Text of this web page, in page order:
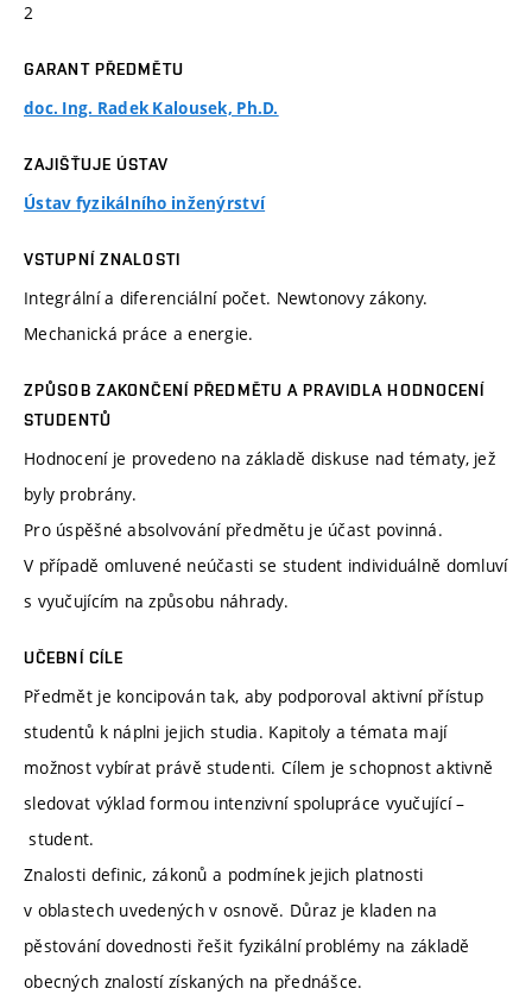
2
GARANT PŘEDMĚTU
doc. Ing. Radek Kalousek, Ph.D.
ZAJIŠŤUJE ÚSTAV
Ústav fyzikálního inženýrství
VSTUPNÍ ZNALOSTI
Integrální a diferenciální počet. Newtonovy zákony.
Mechanická práce a energie.
ZPŮSOB ZAKONČENÍ PŘEDMĚTU A PRAVIDLA HODNOCENÍ
STUDENTŮ
Hodnocení je provedeno na základě diskuse nad tématy, jež
byly probrány.
Pro úspěšné absolvování předmětu je účast povinná.
V případě omluvené neúčasti se student individuálně domluví
s vyučujícím na způsobu náhrady.
UČEBNÍ CÍLE
Předmět je koncipován tak, aby podporoval aktivní přístup
studentů k náplni jejich studia. Kapitoly a témata mají
možnost vybírat právě studenti. Cílem je schopnost aktivně
sledovat výklad formou intenzivní spolupráce vyučující –
student.
Znalosti definic, zákonů a podmínek jejich platnosti
v oblastech uvedených v osnově. Důraz je kladen na
pěstování dovednosti řešit fyzikální problémy na základě
obecných znalostí získaných na přednášce.